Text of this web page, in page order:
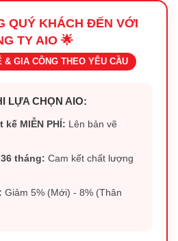
QUÝ KHÁCH ĐẾN VỚI
TY AIO 🌟
& GIA CÔNG THEO YÊU CẦU
LỰA CHỌN AIO:
kế MIỄN PHÍ: Lên bản vẽ
tháng: Cam kết chất lượng
Giảm 5% (Mới) - 8% (Thân